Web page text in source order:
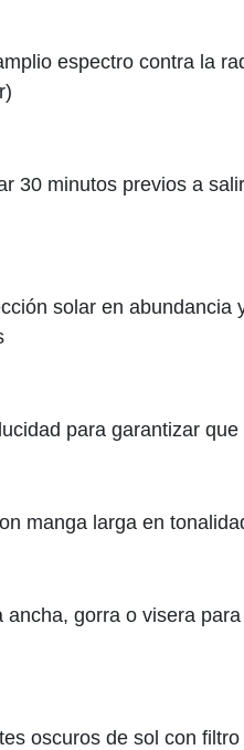
espectro contra la
30 minutos previos a
solar en abundancia
para garantizar
manga larga en
gorra o visera
oscuros de sol con